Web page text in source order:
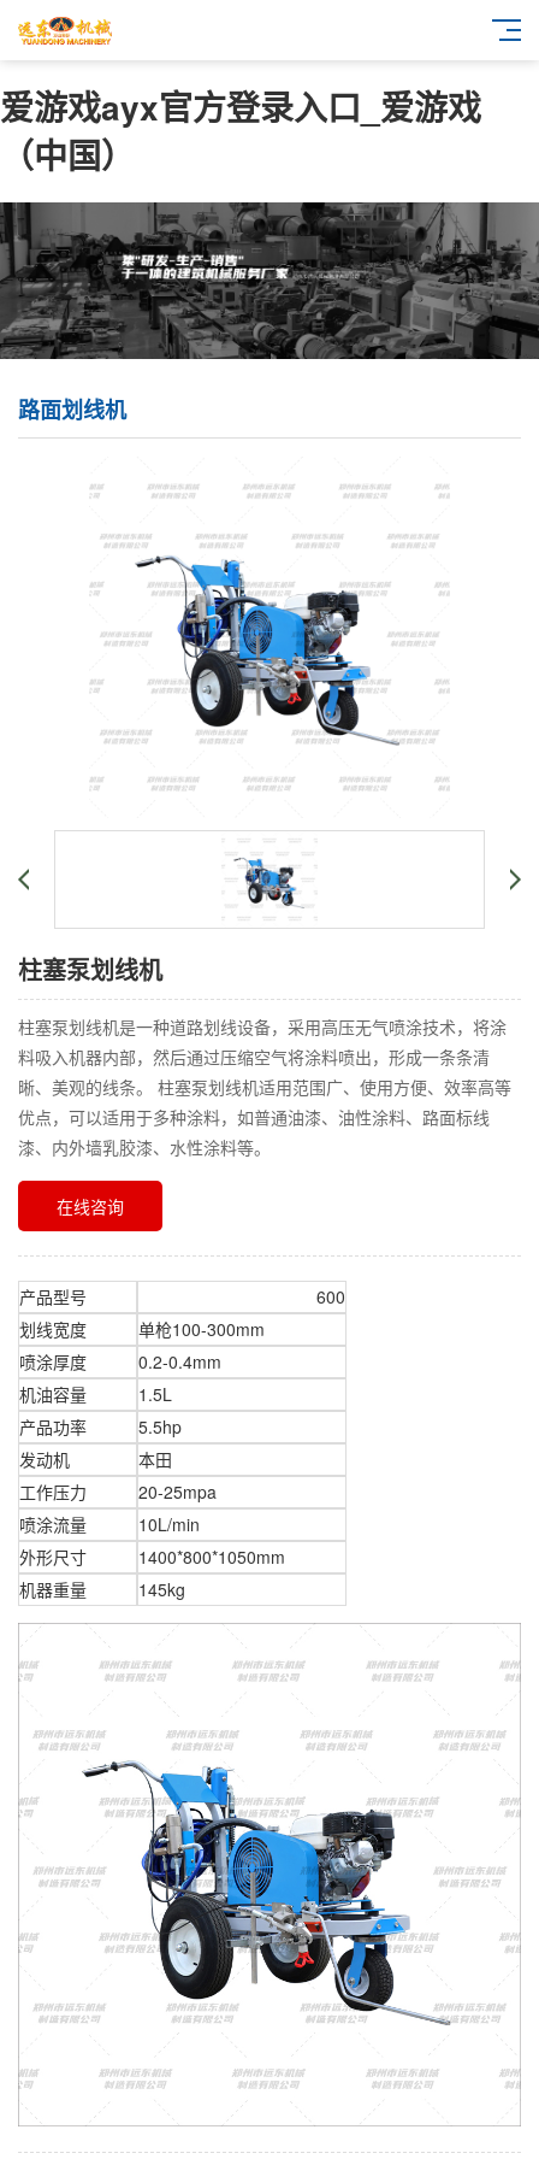
爱游戏ayx官方登录入口_爱游戏
（中国）
路面划线机
柱塞泵划线机
柱塞泵划线机是一种道路划线设备，采用高压无气喷涂技术，将涂
料吸入机器内部，然后通过压缩空气将涂料喷出，形成一条条清
晰、美观的线条。 柱塞泵划线机适用范围广、使用方便、效率高等
优点，可以适用于多种涂料，如普通油漆、油性涂料、路面标线
漆、内外墙乳胶漆、水性涂料等。
在线咨询
产品型号
600
划线宽度
单枪100-300mm
喷涂厚度
0.2-0.4mm
机油容量
1.5L
产品功率
5.5hp
发动机
本田
工作压力
20-25mpa
喷涂流量
10L/min
外形尺寸
1400*800*1050mm
机器重量
145kg